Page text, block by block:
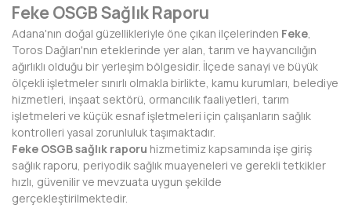
ARTVİN
AYDIN
BALIKESİR
BARTIN
BATMAN
BAYBURT
BİLECİK
Feke OSGB Sağlık Raporu
Adana'nın doğal güzellikleriyle öne çıkan ilçelerinden Feke
Toros Dağları'nın eteklerinde yer alan, tarım ve hayvancılığın
ağırlıklı olduğu bir yerleşim bölgesidir. İlçede sanayi ve büyük
ölçekli işletmeler sınırlı olmakla birlikte, kamu kurumları, belediye
hizmetleri, inşaat sektörü, ormancılık faaliyetleri, tarım
işletmeleri ve küçük esnaf işletmeleri için çalışanların sağlık
kontrolleri yasal zorunluluk taşımaktadır.
Feke OSGB sağlık raporu hizmetimiz kapsamında işe giriş
sağlık raporu, periyodik sağlık muayeneleri ve gerekli tetkikler
hızlı, güvenilir ve mevzuata uygun şekilde
gerçekleştirilmektedir.